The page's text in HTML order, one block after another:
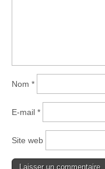
Nom *
E-mail *
Site web